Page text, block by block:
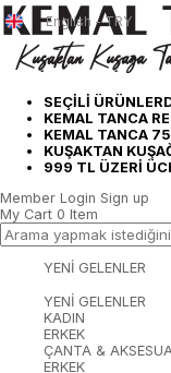
SEÇİLİ
KEMAL TANCA
KEMAL TANCA
KUŞAKTAN
999 TL ÜZERİ
English - TRY
Member Login Sign up
My Cart 0 Item
YENİ GELENLER
YENİ GELENLER
KADIN
ERKEK
ÇANTA &
ERKEK